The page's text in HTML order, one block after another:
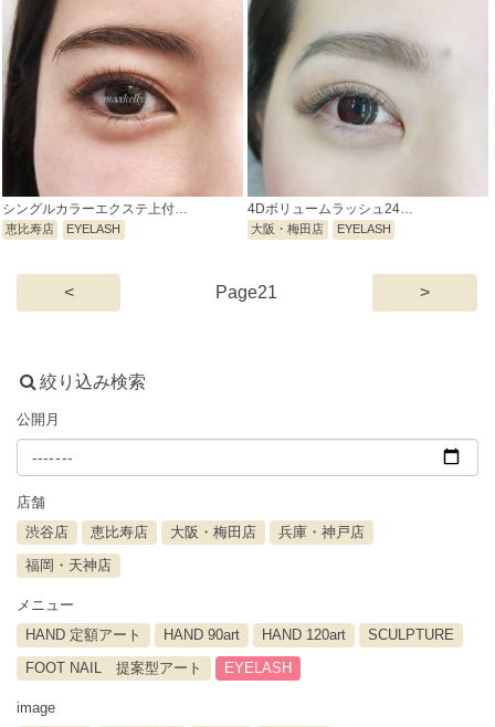
シングルカラーエクステ上付…
恵比寿店 EYELASH
4Dボリュームラッシュ24…
大阪・梅田店 EYELASH
< 21 >
絞り込み検索
公開月
店舗
渋谷店
恵比寿店 大阪・梅田店
兵庫・神戸店
福岡・天神店
メニュー
HAND 定額アート
HAND 90art HAND 120art
SCULPTURE
FOOT NAIL 提案型アート
EYELASH
image